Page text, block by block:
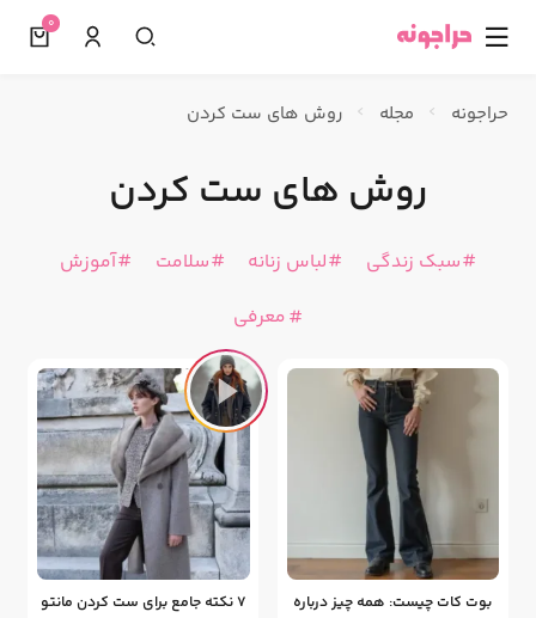
☰
0
حراجونه مجله روش های ست کردن
روش های ست کردن
سبک زندگی لباس زنانه سلامت
آموزش
معرفی
بوت کات چیست: همه چیز درباره
7 نکته جامع برای ست کردن مانتو